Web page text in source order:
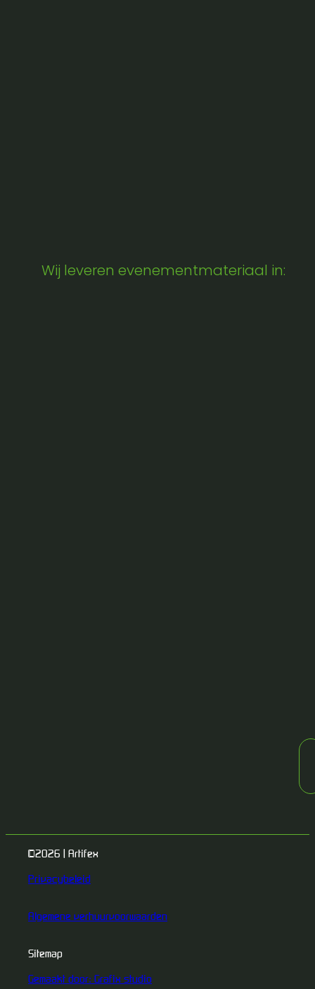
Wij leveren evenementmateriaal in:
©2026 | Artifex
Privacybeleid
Algemene verhuurvoorwaarden
Sitemap
Gemaakt door: Grafix studio